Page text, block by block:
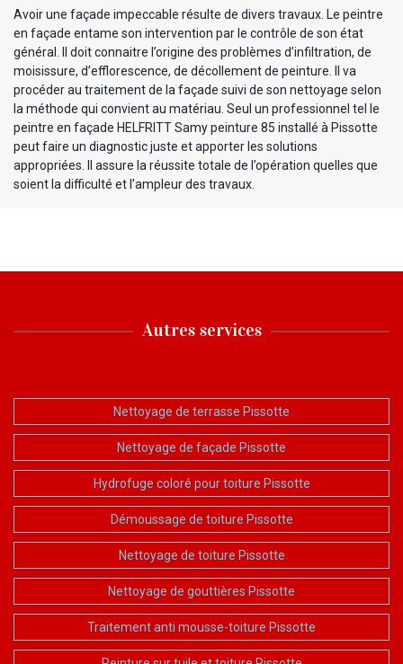
Avoir une façade impeccable résulte de divers travaux. Le peintre
en façade entame son intervention par le contrôle de son état
général. Il doit connaitre l’origine des problèmes d’infiltration, de
moisissure, d’efflorescence, de décollement de peinture. Il va
procéder au traitement de la façade suivi de son nettoyage selon
la méthode qui convient au matériau. Seul un professionnel tel le
peintre en façade HELFRITT Samy peinture 85 installé à Pissotte
peut faire un diagnostic juste et apporter les solutions
appropriées. Il assure la réussite totale de l’opération quelles que
soient la difficulté et l’ampleur des travaux.
Autres services
Nettoyage de terrasse Pissotte
Nettoyage de façade Pissotte
Hydrofuge coloré pour toiture Pissotte
Démoussage de toiture Pissotte
Nettoyage de toiture Pissotte
Nettoyage de gouttières Pissotte
Traitement anti mousse-toiture Pissotte